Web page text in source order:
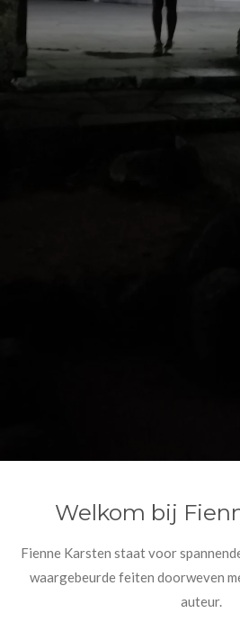
Welkom bij
Fienne Karsten staat voor
waargebeurde feiten doorweven
auteur.